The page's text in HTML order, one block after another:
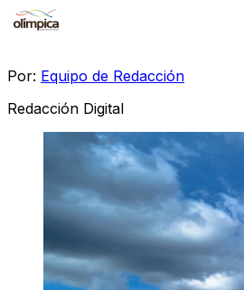
Por: Equipo de Redacción
Redacción Digital